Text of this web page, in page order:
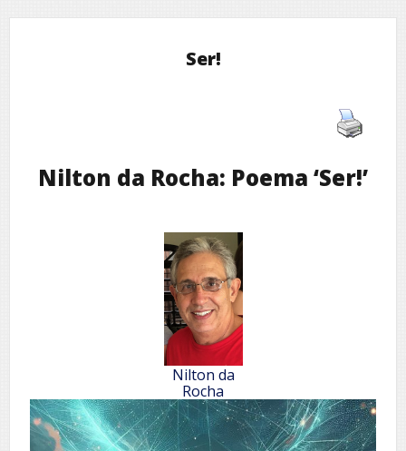
Ser!
Nilton da Rocha: Poema ‘Ser!’
Nilton da
Rocha